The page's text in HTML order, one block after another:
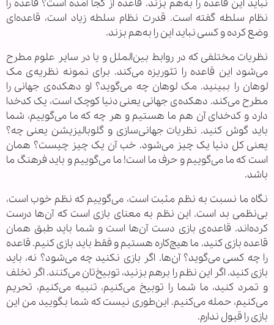
نباید این قاعده را به‌هم بزند. قاعده از کجا آمده است؟ قاعده را
نظام سلطه گفته است. قدرت نظام سلطه زیاد است، قاعده‌ای
وضع کرده و کسی نباید این را به‌هم بزند.
نظریات مختلفی که در روابط بین‌الملل و یا در سایر علوم مطرح
می‌شود این قاعده را تئوریزه می‌کند. برای نمونه نظریه‌ی مک
لوهان را ببینید. مک لوهان چه می‌گوید؟ او دهکده‌ی جهانی را
مطرح می‌کند. دهکده‌ی جهانی یعنی دنیا کوچک است، یک کدخدا
دارد و کدخدای آن هم ما هستیم و هر چه که ما می‌گوییم، شما
باید گوش کنید. نظریات جهانی‌سازی و گلوبالیزیشن یعنی چه؟
یعنی کل دنیا یک چیز می‌شود. خب آن یک چیز چیست؟ همان
است که ما می‌گوییم و حرف ما است! ما می‌گوییم و باید فرهنگ ما
باشد.
نگاه ما نسبت به نظم مثبت است، می‌گوییم که نظم خوب است،
بی‌نظمی بد است. این نظم به معنای بازی است که آن‌ها درست
کرده‌اند. قاعده‌ی بازی دست آن‌ها است و شما باید طبق همان
قاعده بازی کنید. ما هیچ‌کاره هستیم و فقط باید بازی کنیم. قاعده
را چه کسی می‌گوید؟ آن‌ها. اگر بازی نکنید چه می‌شود؟ نه، باید
بازی کنید. اگر این نظم را برهم بزنید، توبیخ‌تان می‌کنند. اگر تخلف
و تمرد کنید، ما شما را توبیخ می‌کنیم، تنبیه می‌کنیم، تحریم
می‌کنیم، حمله می‌کنیم. این‌طوری نیست که شما بگویید من این
بازی را قبول ندارم.